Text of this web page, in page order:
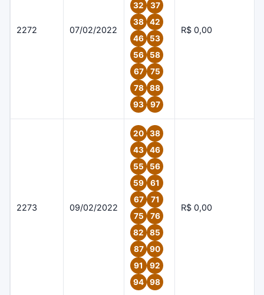
2272 07/02/2022
32
37
38
42
46
53
56
58
67
75
78
88
93
97
R$ 0,00
2273 09/02/2022
20
38
43
46
55
56
59
61
67
71
75
76
82
85
87
90
91
92
94
98
R$ 0,00